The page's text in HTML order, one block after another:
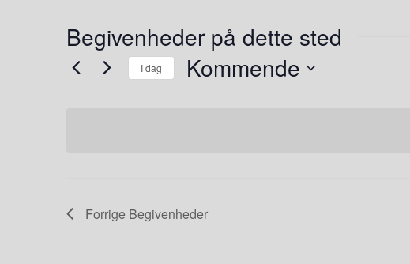
Begivenheder på dette sted
I dag Kommende
Forrige Begivenheder